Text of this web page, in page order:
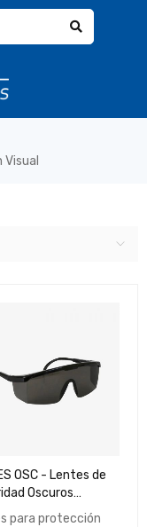
OSC - Lentes de
Oscuros
para protección